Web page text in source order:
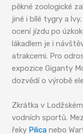
pěkné zoologické
jiné i bílé tygry a
ocení jízdu po
lákadlem je i
atrakcemi. Pro
expozice Giganty
dozvědí o výrobě
Zkrátka v
vodních sportů.
řeky Pilica nebo